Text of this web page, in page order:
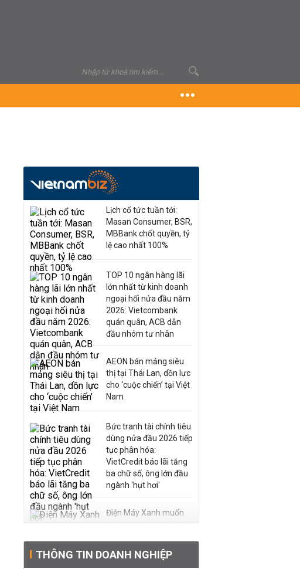
Lịch cổ tức tuần tới:
Masan Consumer, BSR,
MBBank chốt quyền, tỷ
lệ cao nhất 100%
TOP 10 ngân hàng lãi
lớn nhất từ kinh doanh
ngoại hối nửa đầu năm
2026: Vietcombank
quán quân, ACB dẫn
đầu nhóm tư nhân
AEON bán mảng siêu
thị tại Thái Lan, dồn lực
cho ‘cuộc chiến’ tại Việt
Nam
Bức tranh tài chính tiêu
dùng nửa đầu 2026 tiếp
tục phân hóa:
VietCredit báo lãi tăng
ba chữ số, ông lớn đầu
ngành 'hụt hơi'
Điện Máy Xanh muốn
phát hành cổ phiếu với
THÔNG TIN DOANH NGHIỆP